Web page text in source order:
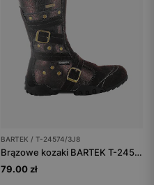
BARTEK / T-24574/3J8
Brązowe kozaki BARTEK T-24574/3J8 ze złotymi klamerkami
79.00 zł